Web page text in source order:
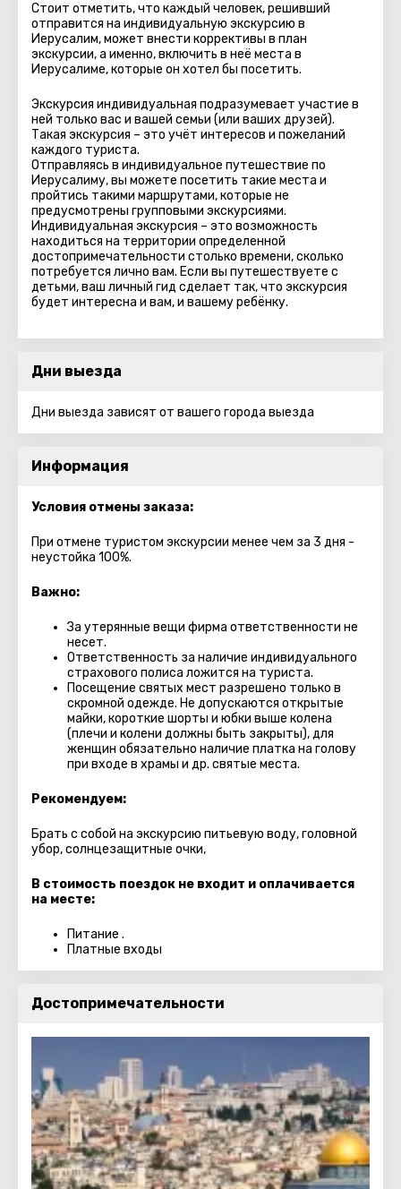
Стоит отметить, что каждый человек, решивший
отправится на индивидуальную экскурсию в
Иерусалим, может внести коррективы в план
экскурсии, а именно, включить в неё места в
Иерусалиме, которые он хотел бы посетить.
Экскурсия индивидуальная подразумевает участие в
ней только вас и вашей семьи (или ваших друзей).
Такая экскурсия – это учёт интересов и пожеланий
каждого туриста.
Отправляясь в индивидуальное путешествие по
Иерусалиму, вы можете посетить такие места и
пройтись такими маршрутами, которые не
предусмотрены групповыми экскурсиями.
Индивидуальная экскурсия – это возможность
находиться на территории определенной
достопримечательности столько времени, сколько
потребуется лично вам. Если вы путешествуете с
детьми, ваш личный гид сделает так, что экскурсия
будет интересна и вам, и вашему ребёнку.
Дни выезда
Дни выезда зависят от вашего города выезда
Информация
Условия отмены заказа:
При отмене туристом экскурсии менее чем за 3 дня -
неустойка 100%.
Важно:
За утерянные вещи фирма ответственности не
несет.
Ответственность за наличие индивидуального
страхового полиса ложится на туриста.
Посещение святых мест разрешено только в
скромной одежде. Не допускаются открытые
майки, короткие шорты и юбки выше колена
(плечи и колени должны быть закрыты), для
женщин обязательно наличие платка на голову
при входе в храмы и др. святые места.
Рекомендуем:
Брать с собой на экскурсию питьевую воду, головной
убор, солнцезащитные очки,
В стоимость поездок не входит и оплачивается
на месте:
Питание .
Платные входы
Достопримечательности